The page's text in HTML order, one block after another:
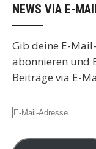
NEWS VIA E-
Gib deine E-
abonnieren und
Beiträge via E-
E-
Adresse